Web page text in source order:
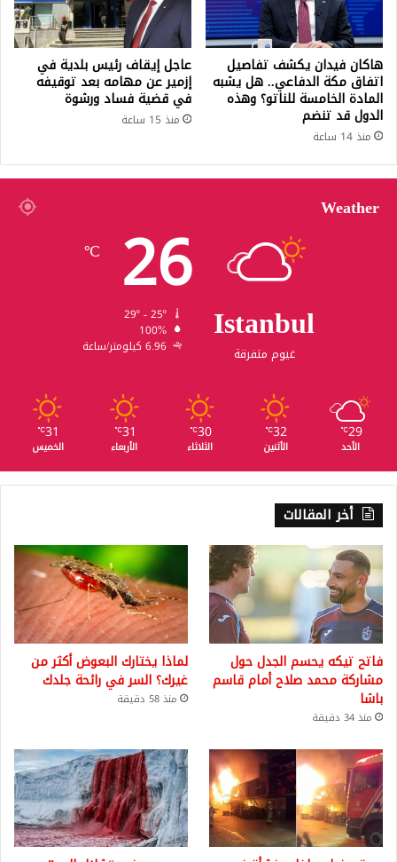
هاكان فيدان يكشف تفاصيل
اتفاق مكة الدفاعي.. هل يشبه
المادة الخامسة للناتو؟ وهذه
الدول قد تنضم
منذ 14 ساعة
عاجل إيقاف رئيس بلدية في
إزمير عن مهامه بعد توقيفه
في قضية فساد ورشوة
منذ 15 ساعة
Weather
Istanbul
غيوم متفرقة
26
℃
100%
6.96 كيلومتر/ساعة
29
℃
الأحد
32
℃
الأثنين
30
℃
الثلاثاء
31
℃
الأربعاء
31
℃
الخميس
أخر المقالات
فاتح تيكه يحسم الجدل حول
مشاركة محمد صلاح أمام قاسم
باشا
منذ 34 دقيقة
لماذا يختارك البعوض أكثر من
غيرك؟ السر في رائحة جلدك
منذ 58 دقيقة